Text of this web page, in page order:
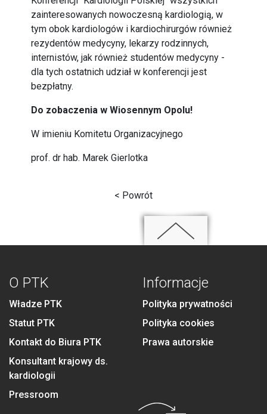
zainteresowanych nowoczesną kardiologią, w
tym obok kardiologów i kardiochirurgów również
rezydentów medycyny, lekarzy rodzinnych,
internistów, jak również studentów medycyny -
dla tych ostatnich udział w konferencji jest
bezpłatny.
Do zobaczenia w Wiosennym Opolu!
W imieniu Komitetu Organizacyjnego
prof. dr hab. Marek Gierlotka
< Powrót
O PTK
Władze PTK
Statut PTK
Kontakt do Biura PTK
Konsultant krajowy ds.
kardiologii
Pressroom
Informacje
Polityka prywatności
Polityka cookies
Prawa autorskie